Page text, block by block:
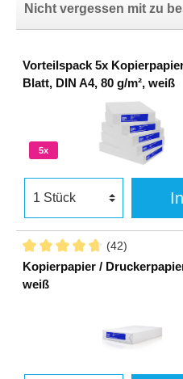
Nicht vergessen mit zu
Vorteilspack 5x
Blatt, DIN A4, 80 g/m², weiß
5x
(42)
Kopierpapier /
weiß